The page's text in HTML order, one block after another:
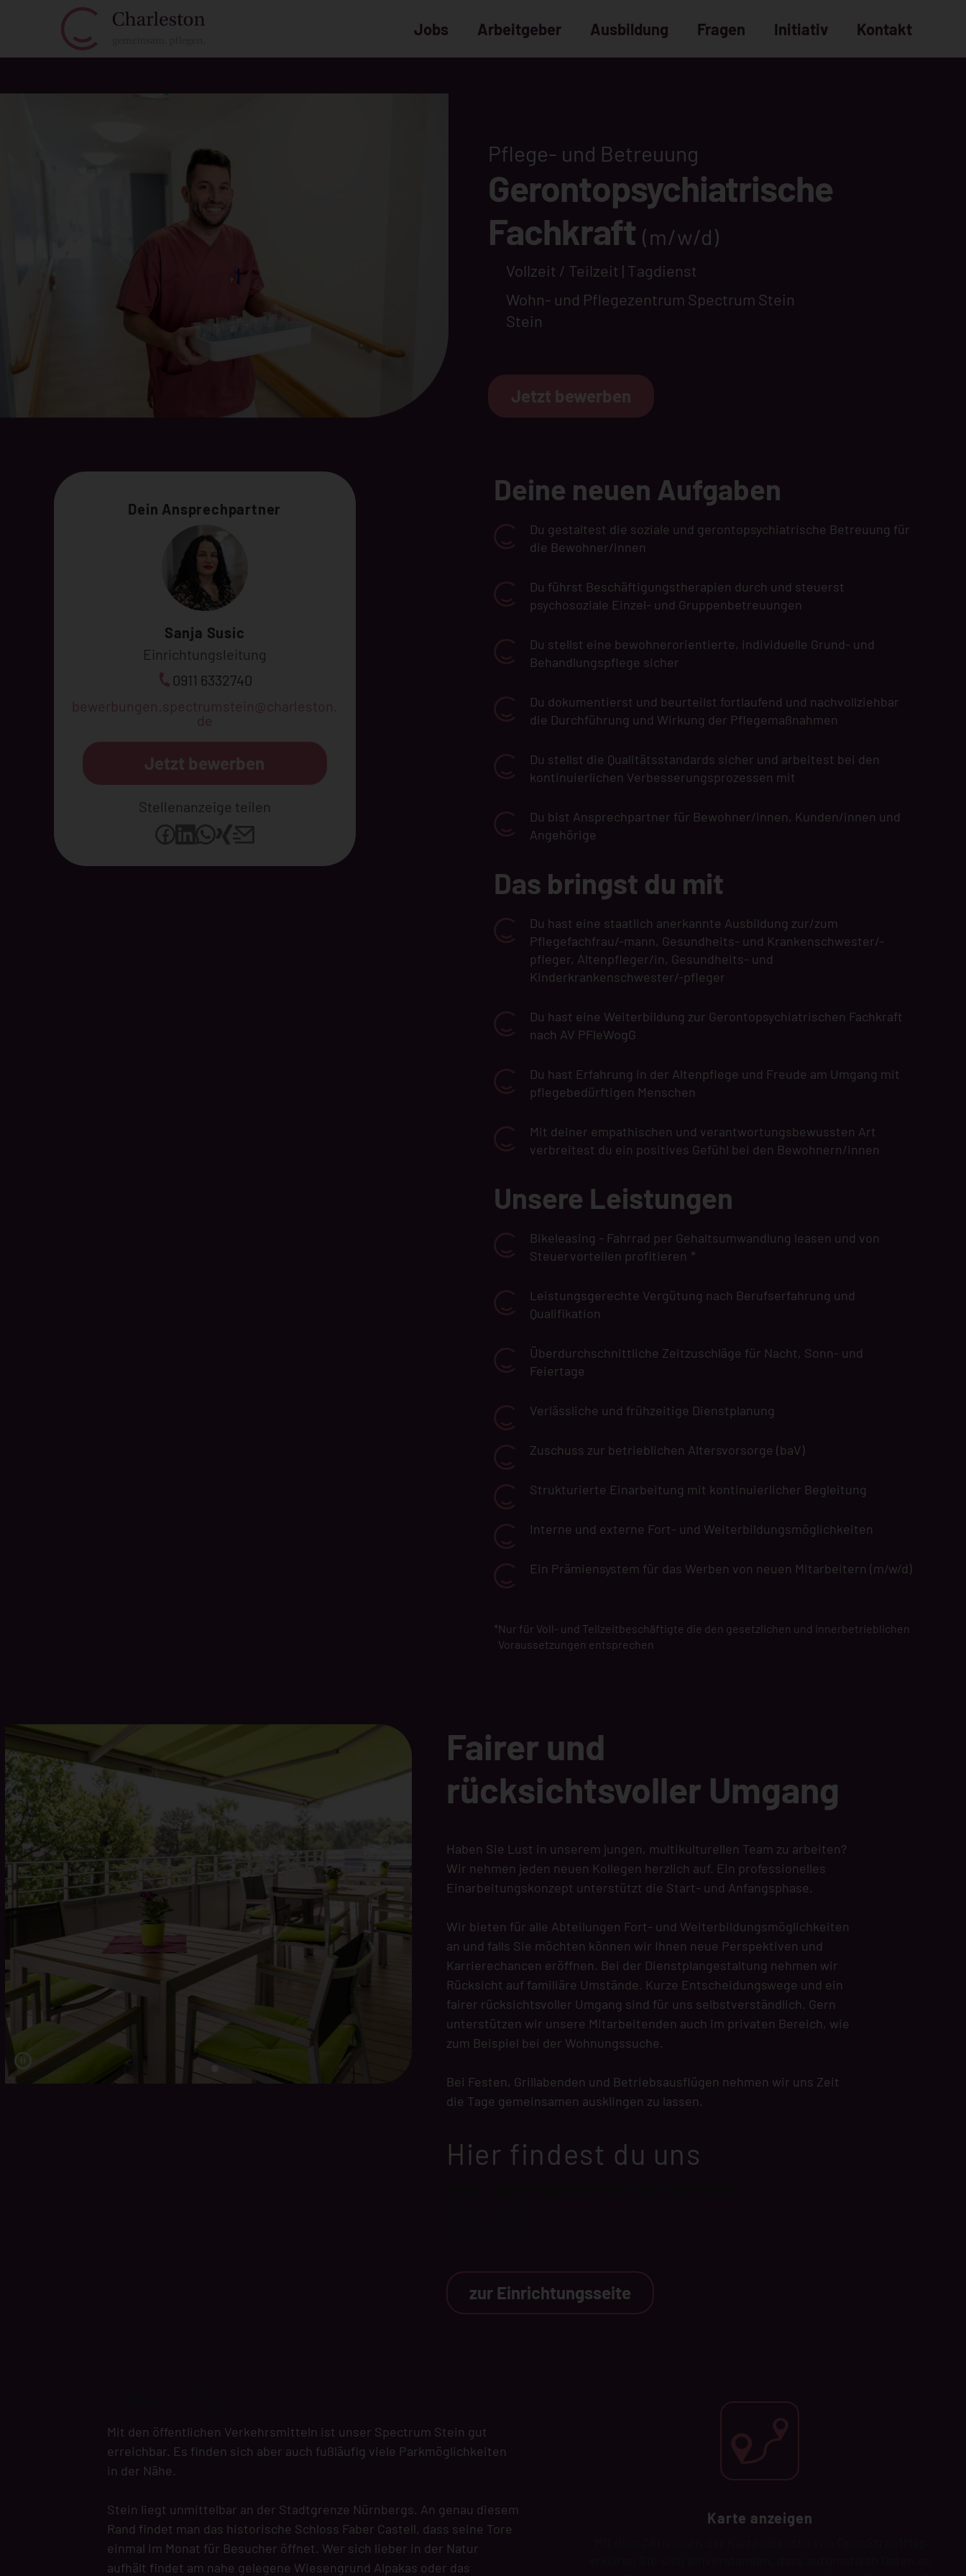
Jobs Arbeitgeber Ausbildung Fragen Initiativ Kontakt
Pflege- und Betreuung
Gerontopsychiatrische
Fachkraft (m/w/d)
Vollzeit / Teilzeit | Tagdienst
Wohn- und Pflegezentrum Spectrum Stein
Stein
Jetzt bewerben
Dein Ansprechpartner
Sanja Susic
Einrichtungsleitung
0911 6332740
bewerbungen.spectrumstein@charleston.
de
Jetzt bewerben
Stellenanzeige teilen
Deine neuen Aufgaben
Du gestaltest die soziale und gerontopsychiatrische Betreuung für
die Bewohner/innen
Du führst Beschäftigungstherapien durch und steuerst
psychosoziale Einzel- und Gruppenbetreuungen
Du stellst eine bewohnerorientierte, individuelle Grund- und
Behandlungspflege sicher
Du dokumentierst und beurteilst fortlaufend und nachvollziehbar
die Durchführung und Wirkung der Pflegemaßnahmen
Du stellst die Qualitätsstandards sicher und arbeitest bei den
kontinuierlichen Verbesserungsprozessen mit
Du bist Ansprechpartner für Bewohner/innen, Kunden/innen und
Angehörige
Das bringst du mit
Du hast eine staatlich anerkannte Ausbildung zur/zum
Pflegefachfrau/-mann, Gesundheits- und Krankenschwester/-
pfleger, Altenpfleger/in, Gesundheits- und
Kinderkrankenschwester/-pfleger
Du hast eine Weiterbildung zur Gerontopsychiatrischen Fachkraft
nach AV PFleWogG
Du hast Erfahrung in der Altenpflege und Freude am Umgang mit
pflegebedürftigen Menschen
Mit deiner empathischen und verantwortungsbewussten Art
verbreitest du ein positives Gefühl bei den Bewohnern/innen
Unsere Leistungen
Bikeleasing - Fahrrad per Gehaltsumwandlung leasen und von
Steuervorteilen profitieren *
Leistungsgerechte Vergütung nach Berufserfahrung und
Qualifikation
Überdurchschnittliche Zeitzuschläge für Nacht, Sonn- und
Feiertage
Verlässliche und frühzeitige Dienstplanung
Zuschuss zur betrieblichen Altersvorsorge (baV)
Strukturierte Einarbeitung mit kontinuierlicher Begleitung
Interne und externe Fort- und Weiterbildungsmöglichkeiten
Ein Prämiensystem für das Werben von neuen Mitarbeitern (m/w/d)
*Nur für Voll- und Teilzeitbeschäftigte die den gesetzlichen und innerbetrieblichen
Voraussetzungen entsprechen
Fairer und
rücksichtsvoller Umgang
Haben Sie Lust in unserem jungen, multikulturellen Team zu arbeiten?
Wir nehmen jeden neuen Kollegen herzlich auf. Ein professionelles
Einarbeitungskonzept unterstützt die Start- und Anfangsphase.
Wir bieten für alle Abteilungen Fort- und Weiterbildungsmöglichkeiten
an und falls Sie möchten können wir Ihnen neue Perspektiven und
Karrierechancen eröffnen. Bei der Dienstplangestaltung nehmen wir
Rücksicht auf familiäre Umstände. Kurze Entscheidungswege und ein
fairer rücksichtsvoller Umgang sind für uns selbstverständlich. Gern
unterstützen wir unsere Mitarbeitenden auch im privaten Bereich, wie
zum Beispiel bei der Wohnungssuche.
Bei Festen, Grillabenden und Betriebsausflügen nehmen wir uns Zeit
die Tage gemeinsamen ausklingen zu lassen.
Hier findest du uns
zur Einrichtungsseite
Mit den öffentlichen Verkehrsmitteln ist unser Spectrum Stein gut
erreichbar. Es finden sich aber auch fußläufig viele Parkmöglichkeiten
in der Nähe.
Stein liegt unmittelbar an der Stadtgrenze Nürnbergs. An genau diesem
Rand findet man das historische Schloss Faber Castell, dass seine Tore
einmal im Monat für Besucher öffnet. Wer sich lieber in der Natur
aufhält findet am nahe gelegene Wiesengrund Alpakas oder das
Karte anzeigen